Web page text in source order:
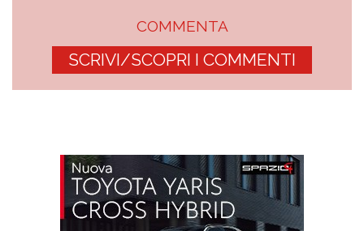
COMMENTA
SCRIVI/SCOPRI I COMMENTI